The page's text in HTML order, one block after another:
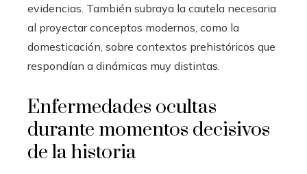
evidencias. También subraya la cautela necesaria
al proyectar conceptos modernos, como la
domesticación, sobre contextos prehistóricos que
respondían a dinámicas muy distintas.
Enfermedades ocultas
durante momentos decisivos
de la historia